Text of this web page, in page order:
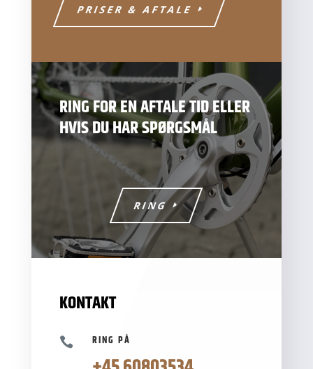
PRISER & AFTALE
RING FOR EN AFTALE TID ELLER
HVIS DU HAR SPØRGSMÅL
RING
KONTAKT
 RING PÅ